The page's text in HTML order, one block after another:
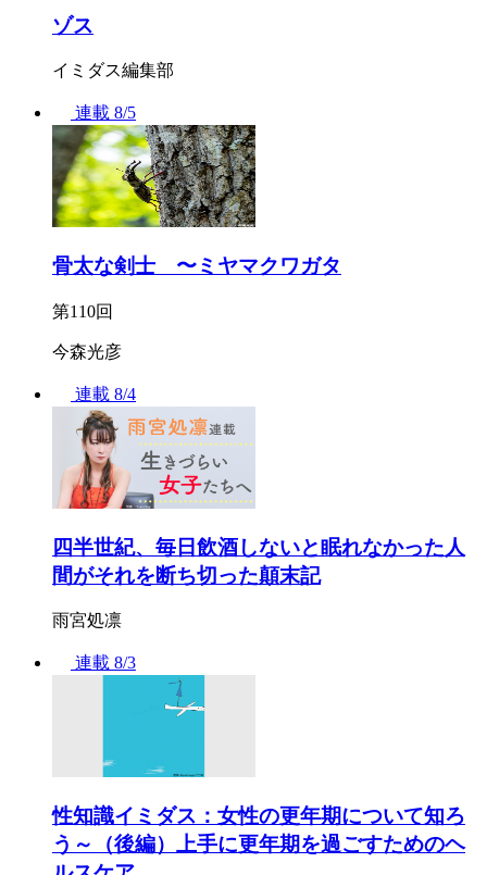
ゾス
イミダス編集部
連載 8/5
骨太な剣士 〜ミヤマクワガタ
第110回
今森光彦
連載 8/4
四半世紀、毎日飲酒しないと眠れなかった人
間がそれを断ち切った顛末記
雨宮処凛
連載 8/3
性知識イミダス：女性の更年期について知ろ
う～（後編）上手に更年期を過ごすためのヘ